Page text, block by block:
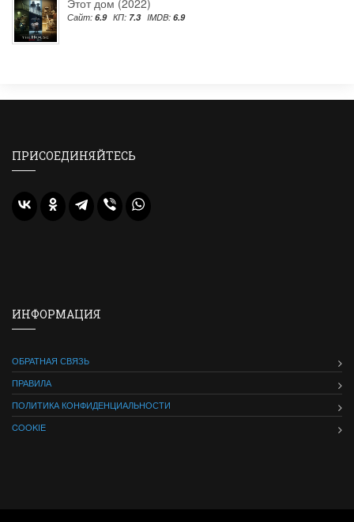
Сайт: 6.9 КП: 7.3 IMDB: 6.9
ПРИСОЕДИНЯЙТЕСЬ
ИНФОРМАЦИЯ
ОБРАТНАЯ СВЯЗЬ
ПРАВИЛА
ПОЛИТИКА КОНФИДЕНЦИАЛЬНОСТИ
COOKIE